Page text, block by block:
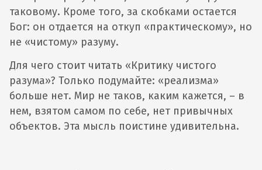
таковому. Кроме того, за скобками остается
Бог: он отдается на откуп «практическому», но
не «чистому» разуму.
Для чего стоит читать «Критику чистого
разума»? Только подумайте: «реализма»
больше нет. Мир не таков, каким кажется, – в
нем, взятом самом по себе, нет привычных
объектов. Эта мысль поистине удивительна.